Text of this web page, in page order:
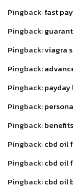
Pingback:fast
Pingback:
Pingback:viagra
Pingback:
Pingback:payday
Pingback:
Pingback:
Pingback:cbd oil
Pingback:cbd oil
Pingback:cbd oil